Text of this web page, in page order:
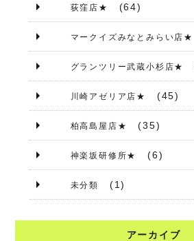
荻窪店★ (64)
マークイズみなとみらい店★
グランツリー武蔵小杉店★
川崎アゼリア店★ (45)
柏高島屋店★ (35)
神楽坂研修所★ (6)
未分類 (1)
アーカイブ